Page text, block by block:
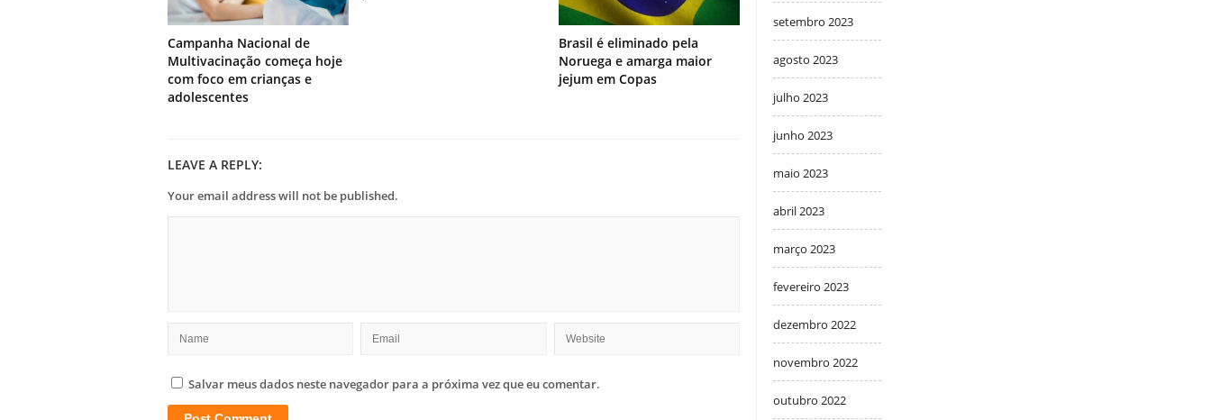
Campanha Nacional de
Multivacinação começa hoje
com foco em crianças e
adolescentes
Brasil é eliminado pela
Noruega e amarga maior
jejum em Copas
LEAVE A REPLY:
Your email address will not be published.
Salvar meus dados neste navegador para a próxima vez que eu comentar.
setembro 2023
agosto 2023
julho 2023
junho 2023
maio 2023
abril 2023
março 2023
fevereiro 2023
dezembro 2022
novembro 2022
outubro 2022